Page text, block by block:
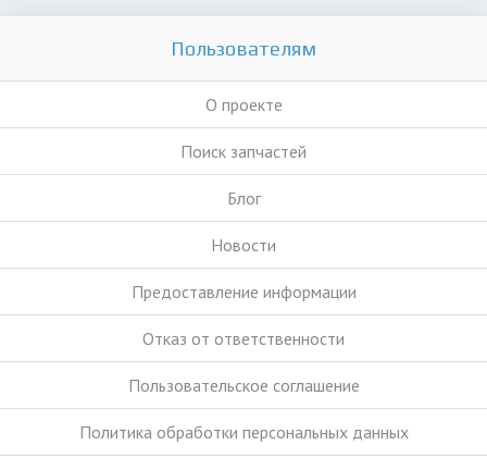
Пользователям
О проекте
Поиск запчастей
Блог
Новости
Предоставление информации
Отказ от ответственности
Пользовательское соглашение
Политика обработки персональных данных